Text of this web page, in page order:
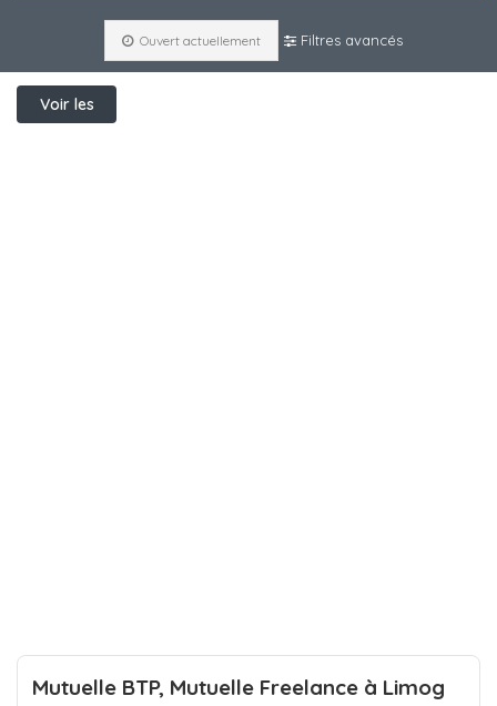
Ouvert actuellement Filtres avancés
Voir les
Mutuelle BTP, Mutuelle Freelance à Limog